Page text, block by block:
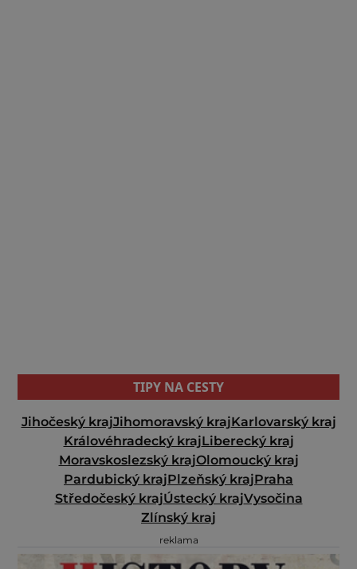
TIPY NA CESTY
Jihočeský krajJihomoravský krajKarlovarský kraj
Královéhradecký krajLiberecký kraj
Moravskoslezský krajOlomoucký kraj
Pardubický krajPlzeňský krajPraha
Středočeský krajÚstecký krajVysočina
Zlínský kraj
reklama